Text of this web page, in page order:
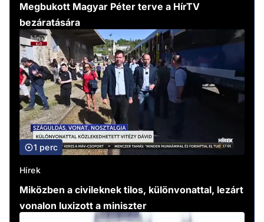
Megbukott Magyar Péter terve a HírTV
bezáratására
1 perc
Hírek
Miközben a civileknek tilos, különvonattal, lezárt
vonalon luxizott a miniszter